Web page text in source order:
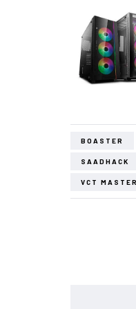
BOASTER
SAADHACK
VCT